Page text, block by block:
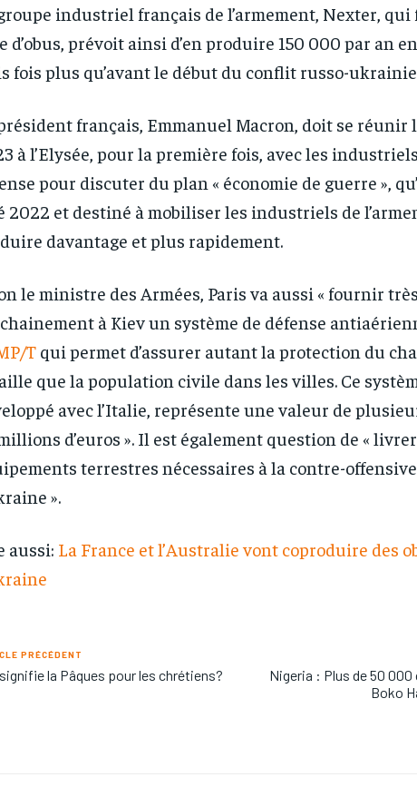
1-YEAR
/ year
Pay now and you get access to exclusive
By
every
opt out
1-YEAR
/ year
Pay now and you get access to exclusive
By
every
opt out
industriel français de l’armement, Nexter, qui
d’obus, prévoit ainsi d’en produire 150 000 par an
fois plus qu’avant le début du conflit russo-
français, Emmanuel Macron, doit se réunir
à l’Elysée, pour la première fois, avec les
pour discuter du plan « économie de guerre »,
2022 et destiné à mobiliser les industriels de
davantage et plus rapidement.
le ministre des Armées, Paris va aussi « fournir très
à Kiev un système de défense
T qui permet d’assurer autant la protection du
que la population civile dans les villes. Ce
avec l’Italie, représente une valeur de
d’euros ». Il est également question de «
terrestres nécessaires à la contre-
».
aussi: La France et l’Australie vont coproduire des
PRÉCÉDENT
la Pâques pour les chrétiens?
Nigeria : Plus de 50
Boko